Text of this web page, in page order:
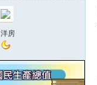
洋房